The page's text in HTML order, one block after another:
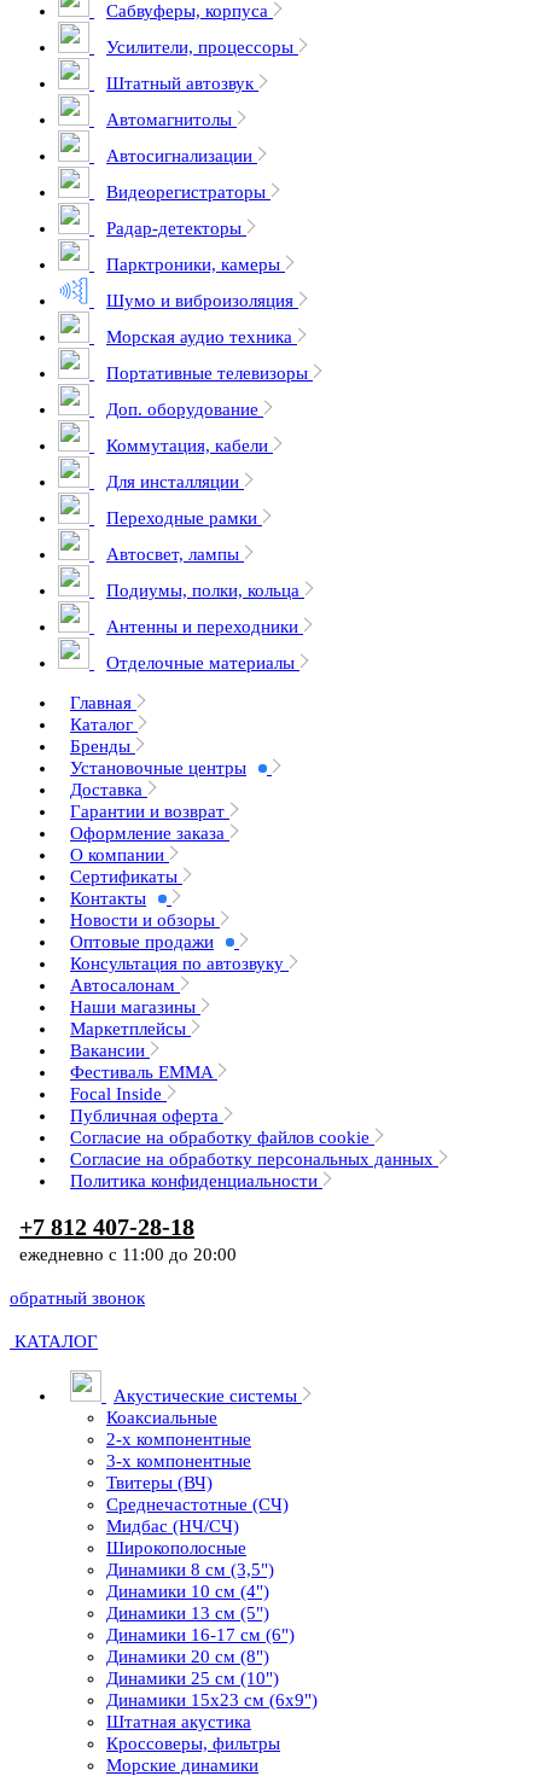
Сабвуферы, корпуса
Усилители, процессоры
Штатный автозвук
Автомагнитолы
Автосигнализации
Видеорегистраторы
Радар-детекторы
Парктроники, камеры
Шумо и виброизоляция
Морская аудио техника
Портативные телевизоры
Доп. оборудование
Коммутация, кабели
Для инсталляции
Переходные рамки
Автосвет, лампы
Подиумы, полки, кольца
Антенны и переходники
Отделочные материалы
Главная
Каталог
Бренды
Установочные центры
Доставка
Гарантии и возврат
Оформление заказа
О компании
Сертификаты
Контакты
Новости и обзоры
Оптовые продажи
Консультация по автозвуку
Автосалонам
Наши магазины
Маркетплейсы
Вакансии
Фестиваль EMMA
Focal Inside
Публичная оферта
Согласие на обработку файлов cookie
Согласие на обработку персональных данных
Политика конфиденциальности
+7 812 407-28-18
ежедневно с 11:00 до 20:00
обратный звонок
КАТАЛОГ
Акустические системы
Коаксиальные
2-х компонентные
3-х компонентные
Твитеры (ВЧ)
Среднечастотные (СЧ)
Мидбас (НЧ/СЧ)
Широкополосные
Динамики 8 см (3,5")
Динамики 10 см (4")
Динамики 13 см (5")
Динамики 16-17 см (6")
Динамики 20 см (8")
Динамики 25 см (10")
Динамики 15х23 см (6х9")
Штатная акустика
Кроссоверы, фильтры
Морские динамики